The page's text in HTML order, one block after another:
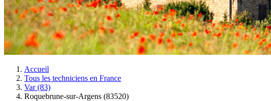
Accueil
Tous les techniciens en France
Var (83)
Roquebrune-sur-Argens (83520)